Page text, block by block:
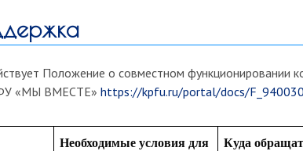
Положение о совместном функционировании
«МЫ ВМЕСТЕ»https://kpfu.ru/portal/docs/
Необходимые условия для
Куда